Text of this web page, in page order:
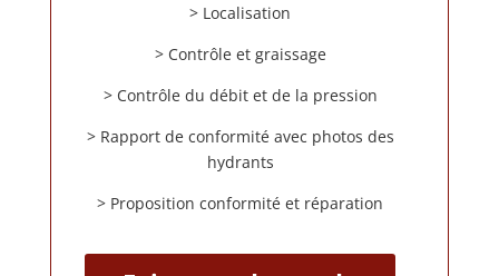
> Localisation
> Contrôle et graissage
> Contrôle du débit et de la pression
> Rapport de conformité avec photos des
hydrants
> Proposition conformité et réparation